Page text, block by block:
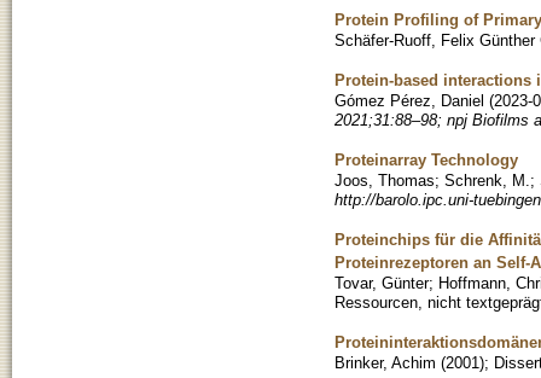
Protein Profiling of
Schäfer-Ruoff, Felix Günther
Protein-based
Gómez Pérez, Daniel (2023-
2021;31:88–98; npj Biofilms
Proteinarray Technology
Joos, Thomas; Schrenk, M. ;
http://barolo.ipc.uni-
Proteinchips für die
Proteinrezeptoren an Self-
Tovar, Günter; Hoffmann,
Ressourcen, nicht
Brinker, Achim (2001);